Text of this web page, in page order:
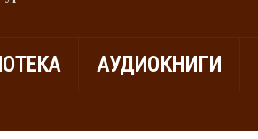
АУДИОКНИГИ